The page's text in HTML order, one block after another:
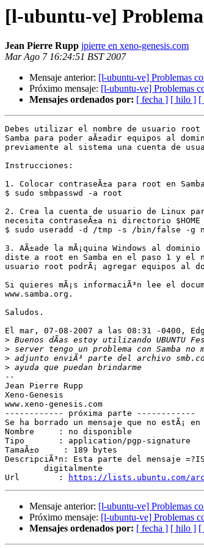
[l-ubuntu-ve]
Jean Pierre Rupp jpierre en xeno-genesis.com
Mar Ago 7 16:24:51 BST 2007
Mensaje anterior: [l-ubuntu-ve] Problemas
Próximo mensaje: [l-ubuntu-ve] Problemas
Mensajes ordenados por: [ fecha ] [ hilo ] [
Debes utilizar el nombre de usuario
Samba para poder aÃ±adir equipos al
previamente al sistema una cuenta de
Instrucciones:
1. Colocar contraseÃ±a para root en
$ sudo smbpasswd -a root
2. Crea la cuenta de usuario de Linux
necesita contraseÃ±a ni directorio
$ sudo useradd -d /tmp -s /bin/false -g
3. AÃ±ade la mÃ¡quina Windows al
diste a root en Samba en el paso 1 y el
usuario root podrÃ¡ agregar equipos al
Si quieres mÃ¡s informaciÃ³n lee el
www.samba.org.
Saludos.
El mar, 07-08-2007 a las 08:31 -0400,
>
>
>
>
--
Jean Pierre Rupp
Xeno-Genesis
www.xeno-genesis.com
------------ próxima parte ------------
Se ha borrado un mensaje que no estÃ¡
Nombre     : no disponible
Tipo       : application/pgp-signature
TamaÃ±o     : 189 bytes
DescripciÃ³n: Esta parte del mensaje
Url        :
https://lists.ubuntu.com/
Mensaje anterior: [l-ubuntu-ve] Problemas
Próximo mensaje: [l-ubuntu-ve] Problemas
Mensajes ordenados por: [ fecha ] [ hilo ] [